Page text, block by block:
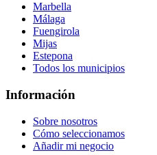
Marbella
Málaga
Fuengirola
Mijas
Estepona
Todos los municipios
Información
Sobre nosotros
Cómo seleccionamos
Añadir mi negocio